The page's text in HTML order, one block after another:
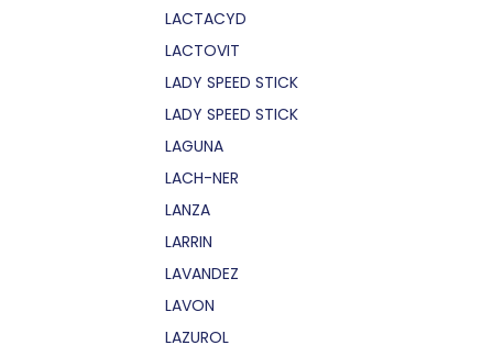
LACTACYD
LACTOVIT
LADY SPEED STICK
LADY SPEED STICK
LAGUNA
LACH-NER
LANZA
LARRIN
LAVANDEZ
LAVON
LAZUROL